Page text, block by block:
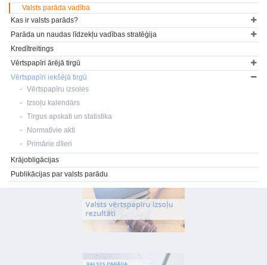
Valsts parāda vadība
Kas ir valsts parāds?
Parāda un naudas līdzekļu vadības stratēģija
Kredītreitings
Vērtspapīri ārējā tirgū
Vērtspapīri iekšējā tirgū
Vērtspapīru izsoles
Izsoļu kalendārs
Tirgus apskati un statistika
Normatīvie akti
Primārie dīleri
Krājobligācijas
Publikācijas par valsts parādu